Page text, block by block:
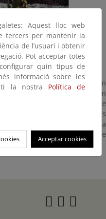
racimos de vistosas flores en
su nombre popular. Es un
muy venenosa para el hombre
se utiliza en medicina por sus
es dos o tres veces más tóxica
se utiliza como especie
Aquest lloc web
tercers per mantenir la
de l’usuari i obtenir
Pot acceptar totes
quin tipus de
informació sobre les
la nostra Política de
Acceptar cookies